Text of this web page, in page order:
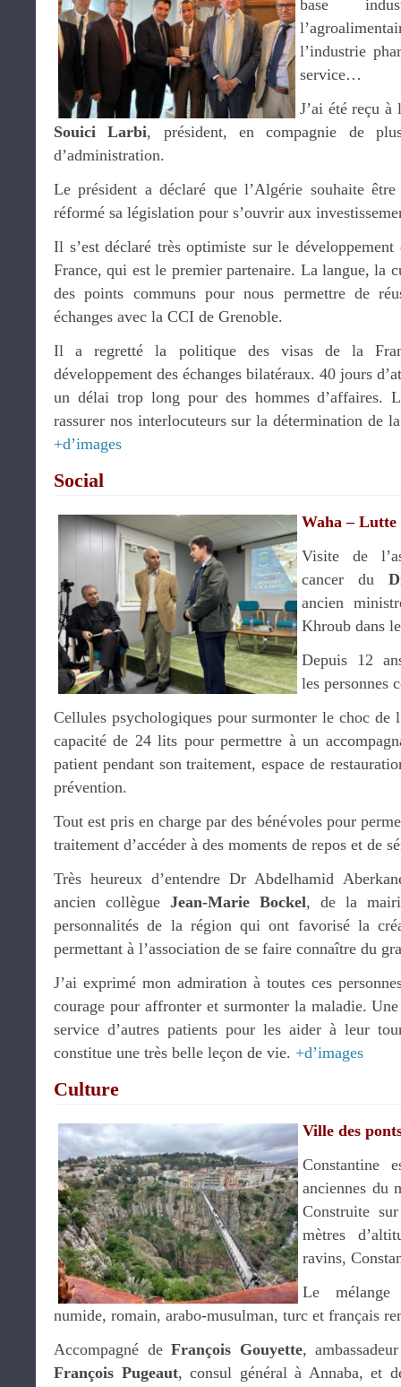
base
l’industrie
service…
J’ai été reçu à
Souici Larbi, président, en compagnie de
d’administration.
Le président a déclaré que l’Algérie souhaite
réformé sa législation pour s’ouvrir aux
Il s’est déclaré très optimiste sur le
France, qui est le premier partenaire. La langue, la
des points communs pour nous permettre de
échanges avec la CCI de Grenoble.
Il a regretté la politique des visas de la
développement des échanges bilatéraux. 40 jours
un délai trop long pour des hommes d’affaires.
rassurer nos interlocuteurs sur la détermination de
+d’images
Social
Waha – Lutte
Visite de
cancer du
ancien
Khroub dans
Depuis 12
les personnes
Cellules psychologiques pour surmonter le choc de
capacité de 24 lits pour permettre à un
patient pendant son traitement, espace de
prévention.
Tout est pris en charge par des bénévoles pour
traitement d’accéder à des moments de repos et de
Très heureux d’entendre Dr Abdelhamid
ancien collègue Jean-Marie Bockel, de la
personnalités de la région qui ont favorisé la
permettant à l’association de se faire connaître du
J’ai exprimé mon admiration à toutes ces
courage pour affronter et surmonter la maladie.
service d’autres patients pour les aider à leur
constitue une très belle leçon de vie. +d’images
Culture
Ville des
Constantine
anciennes du
Construite
mètres
ravins,
Le
numide, romain, arabo-musulman, turc et français
Accompagné de François Gouyette,
François Pugeaut, consul général à Annaba, et